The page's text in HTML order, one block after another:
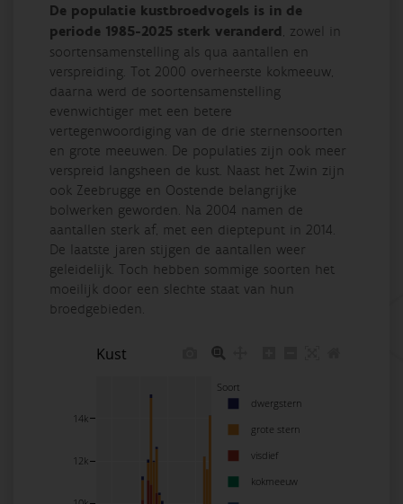
De populatie kustbroedvogels is in de
periode 1985-2025 sterk veranderd, zowel in
soortensamenstelling als qua aantallen en
verspreiding. Tot 2000 overheerste kokmeeuw,
daarna werd de soortensamenstelling
evenwichtiger met een betere
vertegenwoordiging van de drie sternensoorten
en grote meeuwen. De populaties zijn ook meer
verspreid langsheen de kust. Naast het Zwin zijn
ook Zeebrugge en Oostende belangrijke
bolwerken geworden. Na 2004 namen de
aantallen sterk af, met een dieptepunt in 2014.
De laatste jaren stijgen de aantallen weer
geleidelijk. Toch hebben sommige soorten het
moeilijk door een slechte staat van hun
broedgebieden.
12k
14k
Soort
dwergstern
grote stern
visdief
kokmeeuw
Kust